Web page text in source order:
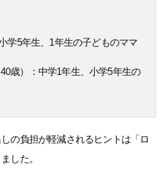
学5年生、1年生の子どものママ
歳）：中学1年生、小学5年生の
の負担が軽減されるヒントは「ロ
した。